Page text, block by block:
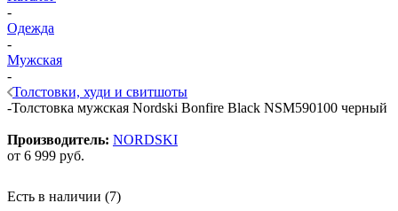
-
Одежда
-
Мужская
-
Толстовки, худи и свитшоты
-Толстовка мужская Nordski Bonfire Black NSM590100 черный
Производитель: NORDSKI
от 6 999 руб.
Есть в наличии (7)